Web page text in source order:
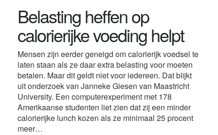
Belasting heffen op
calorierijke voeding helpt
Mensen zijn eerder geneigd om calorierijk voedsel te
laten staan als ze daar extra belasting voor moeten
betalen. Maar dit geldt niet voor iedereen. Dat blijkt
uit onderzoek van Janneke Giesen van Maastricht
University. Een computerexperiment met 178
Amerikaanse studenten liet zien dat zij een minder
calorierijke lunch kozen als ze minimaal 25 procent
meer…